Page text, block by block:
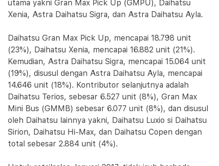
utama yakni Gran Max Pick Up (GMPU), Daihatsu
Xenia, Astra Daihatsu Sigra, dan Astra Daihatsu Ayla.
Daihatsu Gran Max Pick Up, mencapai 18.798 unit
(23%), Daihatsu Xenia, mencapai 16.882 unit (21%).
Kemudian, Astra Daihatsu Sigra, mencapai 15.064 unit
(19%), disusul dengan Astra Daihatsu Ayla, mencapai
14.646 unit (18%). Kontributor selanjutnya adalah
Daihatsu Terios, sebesar 6.527 unit (8%), Gran Max
Mini Bus (GMMB) sebesar 6.077 unit (8%), dan disusul
oleh Daihatsu lainnya yakni, Daihatsu Luxio si Daihatsu
Sirion, Daihatsu Hi-Max, dan Daihatsu Copen dengan
total sebesar 2.884 unit (4%).